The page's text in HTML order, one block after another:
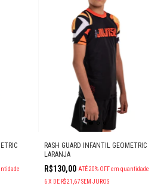
RASH GUARD INFANTIL GEOMETRIC
LARANJA
R$130,00 ATÉ 20% OFF em quantidade
6 X DE R$21,67 SEM JUROS